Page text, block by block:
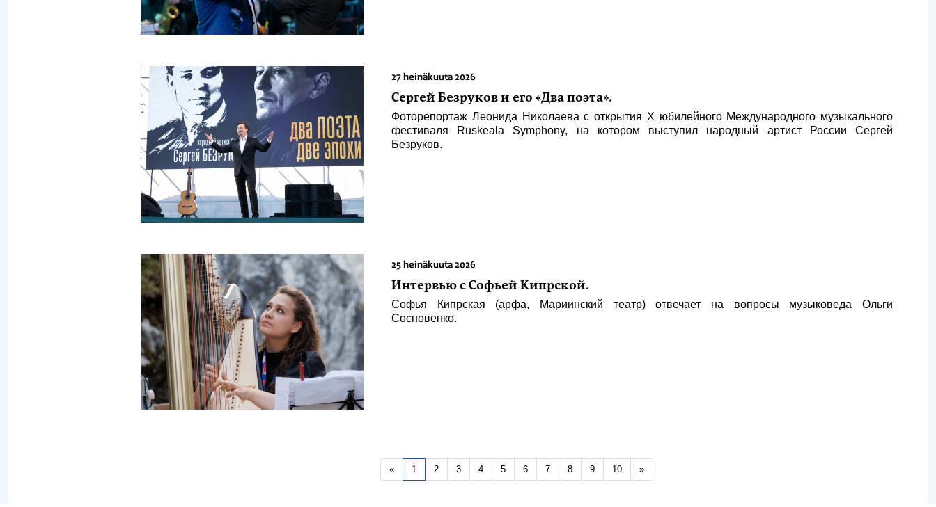
27 heinäkuuta 2026
Сергей Безруков и его «Два поэта».
Фоторепортаж Леонида Николаева с открытия Х юбилейного Международного музыкального
фестиваля Ruskeala Symphony, на котором выступил народный артист России Сергей
Безруков.
25 heinäkuuta 2026
Интервью с Софьей Кипрской.
Софья Кипрская (арфа, Мариинский театр) отвечает на вопросы музыковеда Ольги
Сосновенко.
« 1 2 3 4 5 6 7 8 9 10 »